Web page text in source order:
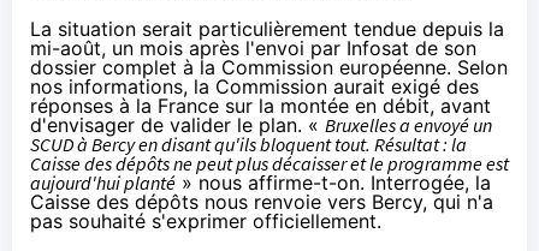
La situation serait particulièrement tendue depuis la
mi-août, un mois après l'envoi par Infosat de son
dossier complet à la Commission européenne. Selon
nos informations, la Commission aurait exigé des
réponses à la France sur la montée en débit, avant
d'envisager de valider le plan. « Bruxelles a envoyé un
SCUD à Bercy en disant qu'ils bloquent tout. Résultat : la
Caisse des dépôts ne peut plus décaisser et le programme est
aujourd'hui planté » nous affirme-t-on. Interrogée, la
Caisse des dépôts nous renvoie vers Bercy, qui n'a
pas souhaité s'exprimer officiellement.